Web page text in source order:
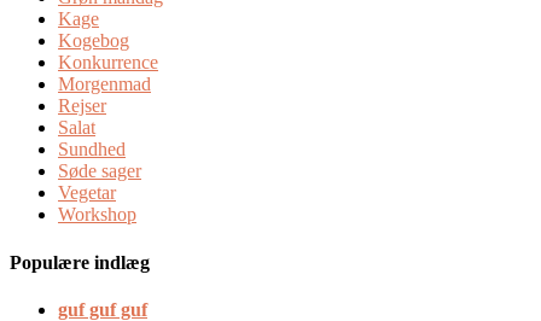
Kage
Kogebog
Konkurrence
Morgenmad
Rejser
Salat
Sundhed
Søde sager
Vegetar
Workshop
Populære indlæg
guf guf guf